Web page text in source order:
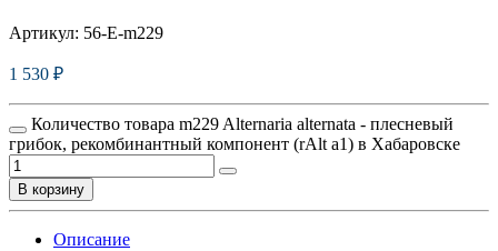
Артикул: 56-E-m229
1 530 ₽
Количество товара m229 Alternaria alternata - плесневый
грибок, рекомбинантный компонент (rAlt a1) в Хабаровске
В корзину
Описание